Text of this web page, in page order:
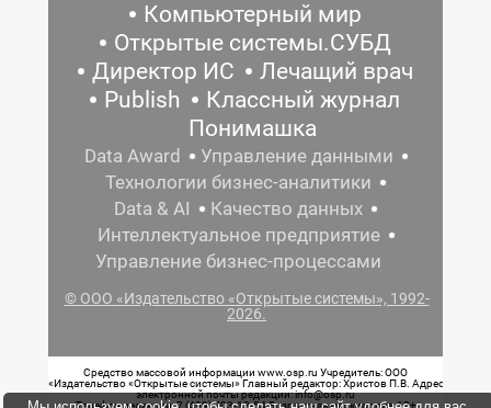
Компьютерный мир
Открытые системы.СУБД
Директор ИС
Лечащий врач
Publish
Классный журнал
Понимашка
Data Award
Управление данными
Технологии бизнес-аналитики
Data & AI
Качество данных
Интеллектуальное предприятие
Управление бизнес-процессами
© ООО «Издательство «Открытые системы», 1992-
2026.
Средство массовой информации www.osp.ru Учредитель: ООО
«Издательство «Открытые системы» Главный редактор: Христов П.В. Адрес
электронной почты редакции: info@osp.ru
Телефон редакции: 7 (499) 703-18-54 Возрастная маркировка: 12+